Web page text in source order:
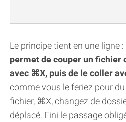
Le principe tient en une ligne :
permet de couper un fichier
avec ⌘X, puis de le coller
comme vous le feriez pour
fichier, ⌘X, changez de
déplacé. Fini le passage